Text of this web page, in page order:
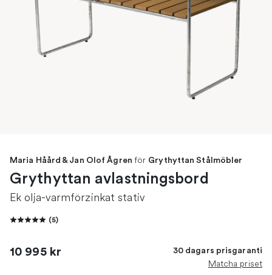
Maria Håård & Jan Olof Ågren för Grythyttan Stålmöbler
Grythyttan avlastningsbord
Ek olja-varmförzinkat stativ
(5)
10 995 kr 30 dagars prisgaranti
Matcha priset